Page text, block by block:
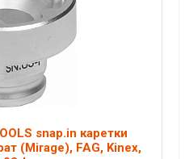
snap.in каретки
(Mirage), FAG, Kinex,